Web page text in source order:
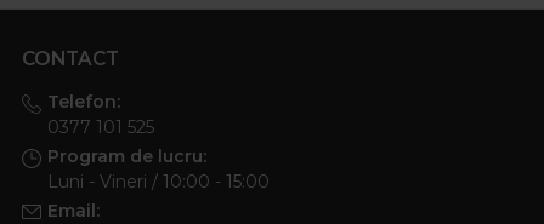
CONTACT
Telefon:
0377 101 525
Program de lucru:
Luni - Vineri / 10:00 - 15:00
Email: